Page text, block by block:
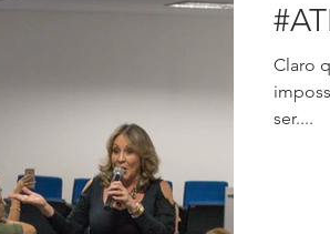
Press Kit
Claro
ser....